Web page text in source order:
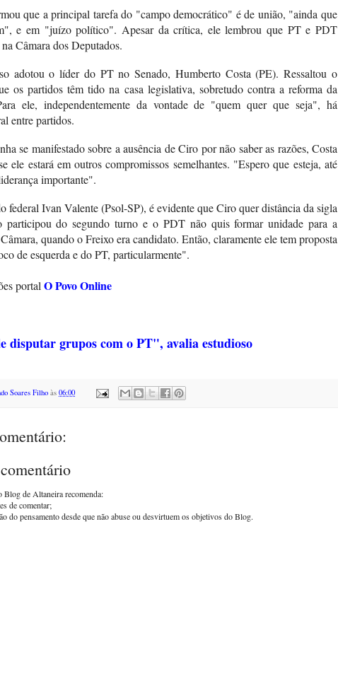
que a principal tarefa do "campo democrático" é de união, "ainda que
e em "juízo político". Apesar da crítica, ele lembrou que PT e PDT
Câmara dos Deputados.
adotou o líder do PT no Senado, Humberto Costa (PE). Ressaltou o
os partidos têm tido na casa legislativa, sobretudo contra a reforma da
ele, independentemente da vontade de "quem quer que seja", há
entre partidos.
se manifestado sobre a ausência de Ciro por não saber as razões, Costa
ele estará em outros compromissos semelhantes. "Espero que esteja, até
importante".
federal Ivan Valente (Psol-SP), é evidente que Ciro quer distância da sigla
do segundo turno e o PDT não quis formar unidade para a
quando o Freixo era candidato. Então, claramente ele tem proposta
de esquerda e do PT, particularmente".
portal O Povo Online
disputar grupos com o PT", avalia estudioso
Soares Filho às 06:00
de Altaneira recomenda:
de comentar;
do pensamento desde que não abuse ou desvirtuem os objetivos do Blog.